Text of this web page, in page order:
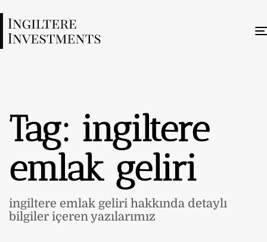
Tag: ingiltere
emlak geliri
ingiltere emlak geliri hakkında detaylı
bilgiler içeren yazılarımız